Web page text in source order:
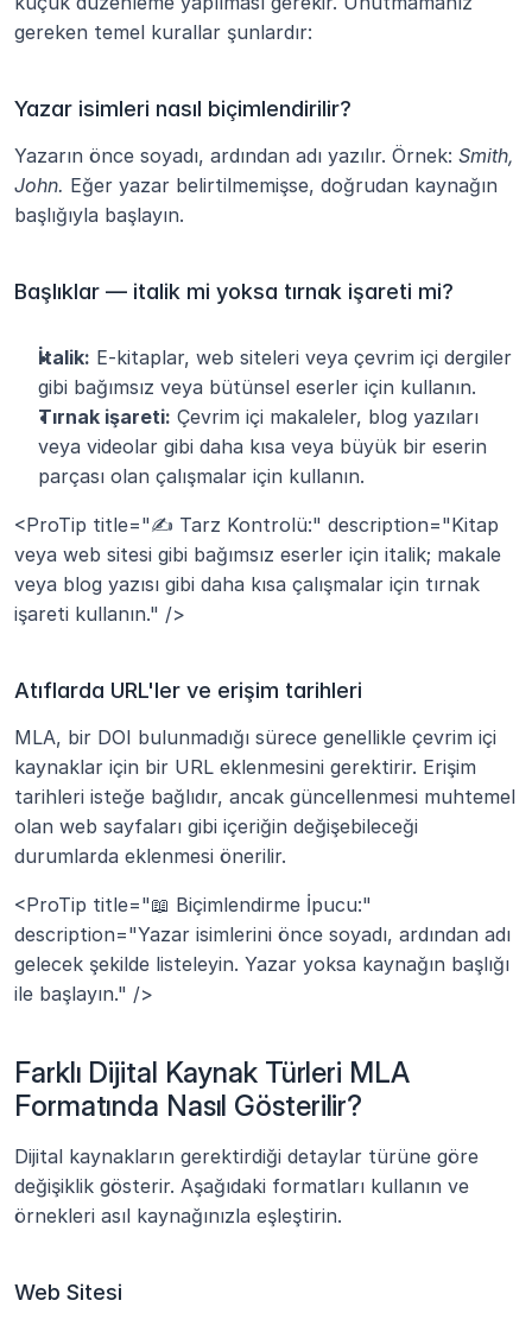
gereken temel kurallar şunlardır:
Yazar isimleri nasıl biçimlendirilir?
Yazarın önce soyadı, ardından adı yazılır. Örnek: Smith,
John. Eğer yazar belirtilmemişse, doğrudan kaynağın
başlığıyla başlayın.
Başlıklar — italik mi yoksa tırnak işareti mi?
İtalik: E-kitaplar, web siteleri veya çevrim içi dergiler
gibi bağımsız veya bütünsel eserler için kullanın.
Tırnak işareti: Çevrim içi makaleler, blog yazıları
veya videolar gibi daha kısa veya büyük bir eserin
parçası olan çalışmalar için kullanın.
<ProTip title="✍️ Tarz Kontrolü:" description="Kitap
veya web sitesi gibi bağımsız eserler için italik; makale
veya blog yazısı gibi daha kısa çalışmalar için tırnak
işareti kullanın." />
Atıflarda URL'ler ve erişim tarihleri
MLA, bir DOI bulunmadığı sürece genellikle çevrim içi
kaynaklar için bir URL eklenmesini gerektirir. Erişim
tarihleri isteğe bağlıdır, ancak güncellenmesi muhtemel
olan web sayfaları gibi içeriğin değişebileceği
durumlarda eklenmesi önerilir.
<ProTip title="📖 Biçimlendirme İpucu:"
description="Yazar isimlerini önce soyadı, ardından adı
gelecek şekilde listeleyin. Yazar yoksa kaynağın başlığı
ile başlayın." />
Farklı Dijital Kaynak Türleri MLA
Formatında Nasıl Gösterilir?
Dijital kaynakların gerektirdiği detaylar türüne göre
değişiklik gösterir. Aşağıdaki formatları kullanın ve
örnekleri asıl kaynağınızla eşleştirin.
Web Sitesi